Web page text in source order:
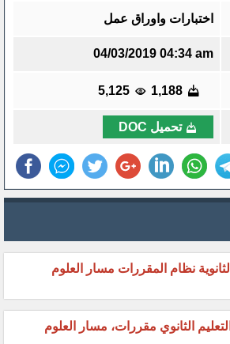
اختبارات واوراق عمل
04/03/2019 04:34 am
1,188
5,125
تحميل DOC
نظام المقررات مسار العلوم
2، نظام التعليم الثانوي مقررات، مسار العلوم